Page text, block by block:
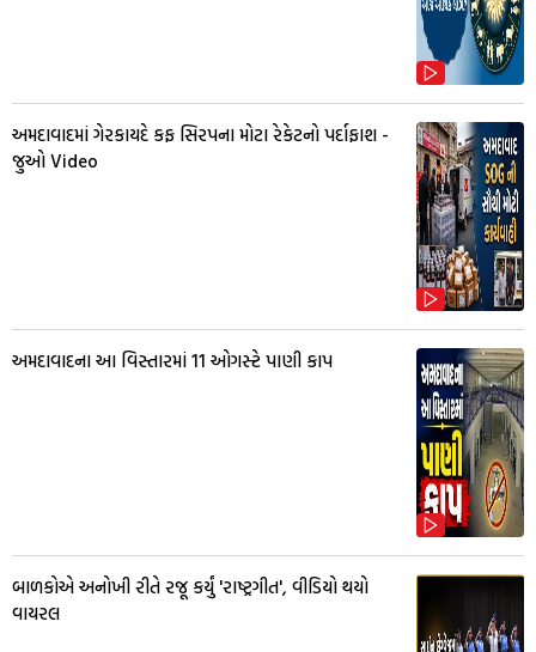
અમદાવાદમાં ગેરકાયદે કફ સિરપના મોટા રેકેટનો પર્દાફાશ -
જુઓ Video
અમદાવાદના આ વિસ્તારમાં 11 ઓગસ્ટે પાણી કાપ
બાળકોએ અનોખી રીતે રજૂ કર્યું 'રાષ્ટ્રગીત', વીડિયો થયો
વાયરલ